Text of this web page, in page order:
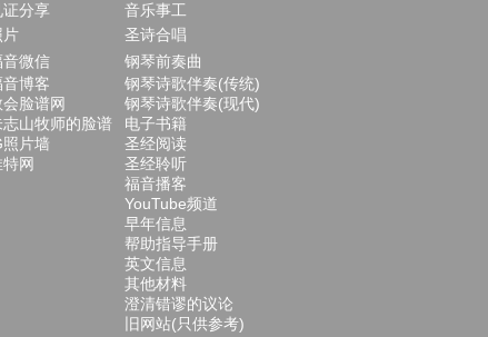
证分享
音乐事工
片
圣诗合唱
音微信
钢琴前奏曲
音博客
钢琴诗歌伴奏(传统)
会脸谱网
钢琴诗歌伴奏(现代)
志山牧师的脸谱
电子书籍
照片墙
圣经阅读
网
圣经聆听
福音播客
YouTube频道
早年信息
帮助指导手册
英文信息
其他材料
澄清错谬的议论
旧网站(只供参考)